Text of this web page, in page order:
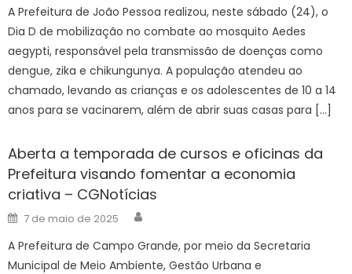
A Prefeitura de João Pessoa realizou, neste sábado (24), o
Dia D de mobilização no combate ao mosquito Aedes
aegypti, responsável pela transmissão de doenças como
dengue, zika e chikungunya. A população atendeu ao
chamado, levando as crianças e os adolescentes de 10 a 14
anos para se vacinarem, além de abrir suas casas para […]
Aberta a temporada de cursos e oficinas da
Prefeitura visando fomentar a economia
criativa – CGNotícias
Posted
on
7 de maio de 2025
A Prefeitura de Campo Grande, por meio da Secretaria
Municipal de Meio Ambiente, Gestão Urbana e